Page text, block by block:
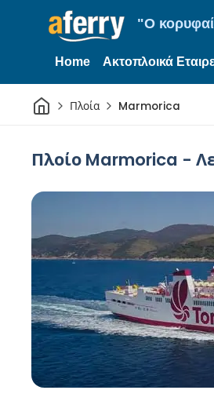
"Ο
Home Ακτοπλοικά
ΣπίτιΠλοία Marmorica
Πλοίο Marmorica -